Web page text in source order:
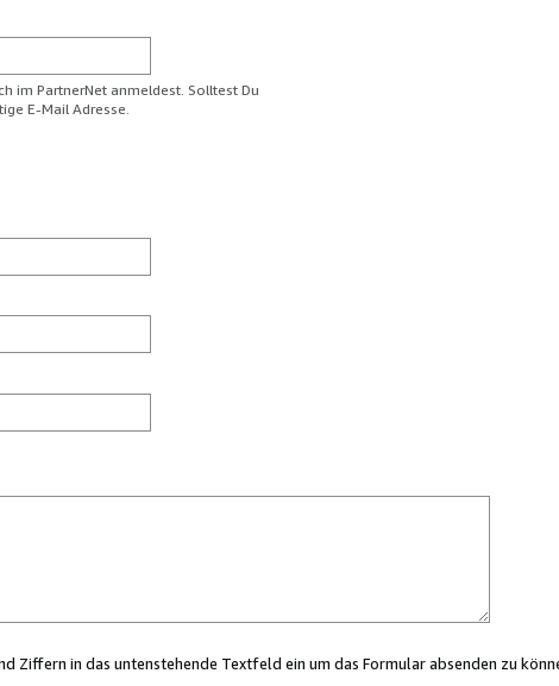
im PartnerNet anmeldest. Solltest Du
E-Mail Adresse.
Ziffern in das untenstehende Textfeld ein um das Formular absenden zu